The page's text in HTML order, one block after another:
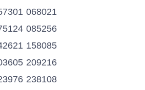
068021
085256
158085
209216
238108